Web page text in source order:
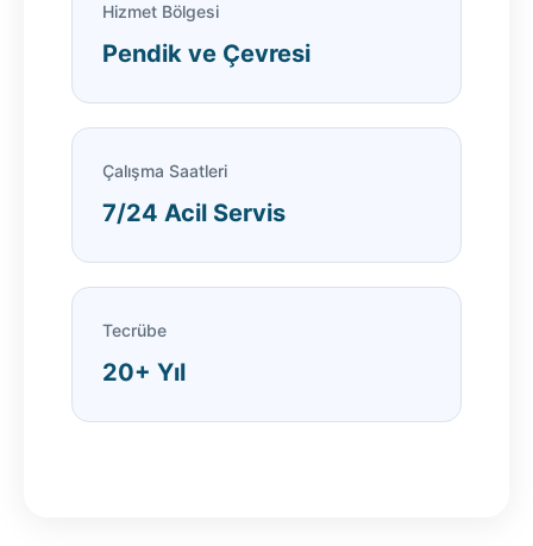
Hizmet Bölgesi
Pendik ve Çevresi
Çalışma Saatleri
7/24 Acil Servis
Tecrübe
20+ Yıl